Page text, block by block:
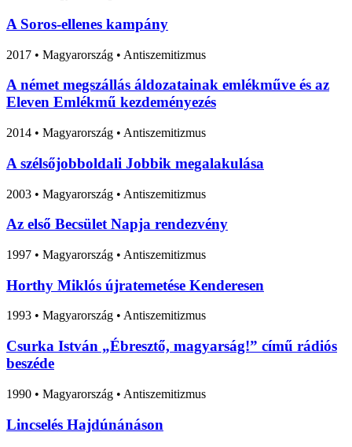
A Soros-ellenes kampány
2017 • Magyarország • Antiszemitizmus
A német megszállás áldozatainak emlékműve és az
Eleven Emlékmű kezdeményezés
2014 • Magyarország • Antiszemitizmus
A szélsőjobboldali Jobbik megalakulása
2003 • Magyarország • Antiszemitizmus
Az első Becsület Napja rendezvény
1997 • Magyarország • Antiszemitizmus
Horthy Miklós újratemetése Kenderesen
1993 • Magyarország • Antiszemitizmus
Csurka István „Ébresztő, magyarság!” című rádiós
beszéde
1990 • Magyarország • Antiszemitizmus
Lincselés Hajdúnánáson